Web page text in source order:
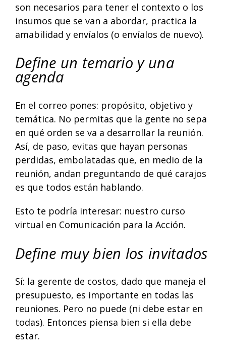
son necesarios para tener el contexto o los
insumos que se van a abordar, practica la
amabilidad y envíalos (o envíalos de nuevo).
Define un temario y una
agenda
En el correo pones: propósito, objetivo y
temática. No permitas que la gente no sepa
en qué orden se va a desarrollar la reunión.
Así, de paso, evitas que hayan personas
perdidas, embolatadas que, en medio de la
reunión, andan preguntando de qué carajos
es que todos están hablando.
Esto te podría interesar: nuestro curso
virtual en Comunicación para la Acción.
Define muy bien los invitados
Sí: la gerente de costos, dado que maneja el
presupuesto, es importante en todas las
reuniones. Pero no puede (ni debe estar en
todas). Entonces piensa bien si ella debe
estar.